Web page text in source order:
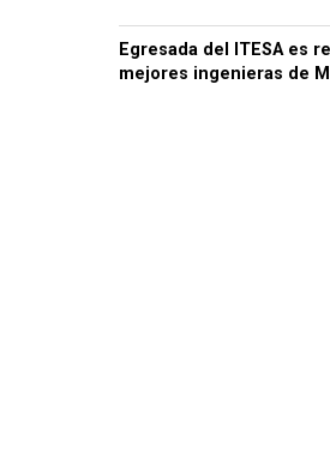
Egresada del ITESA es
mejores ingenieras de